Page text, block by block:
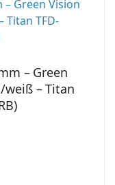
– Green
weiß – Titan